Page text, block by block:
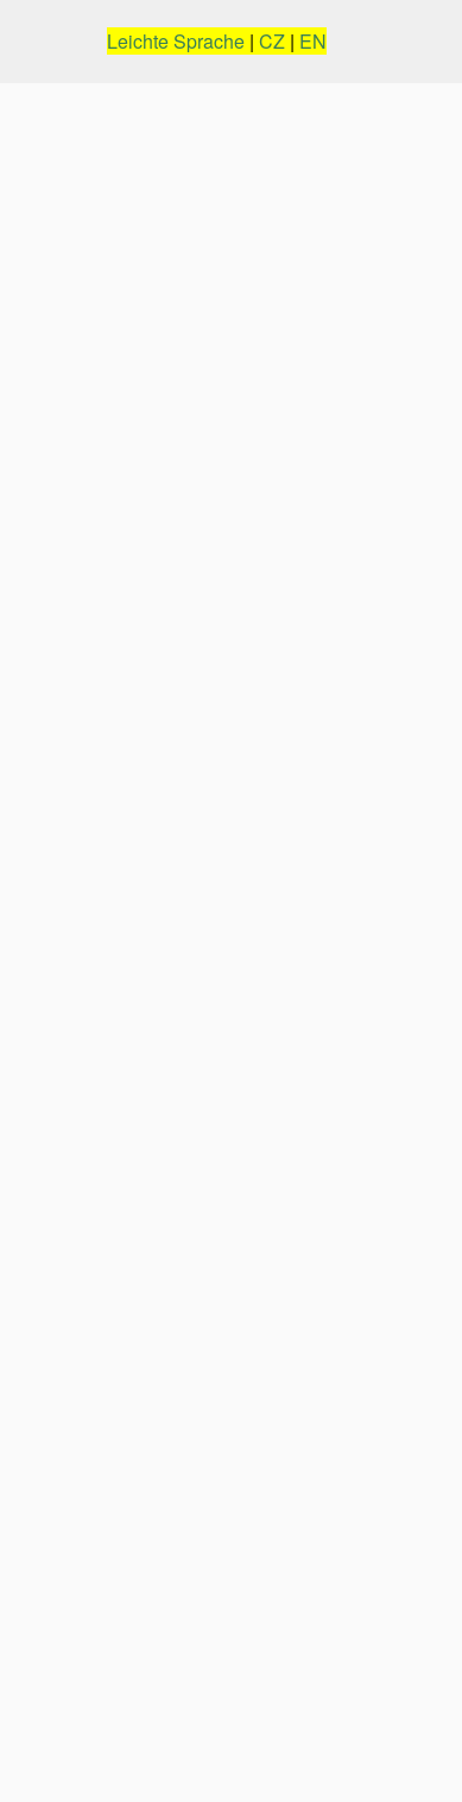
Leichte Sprache | CZ | EN